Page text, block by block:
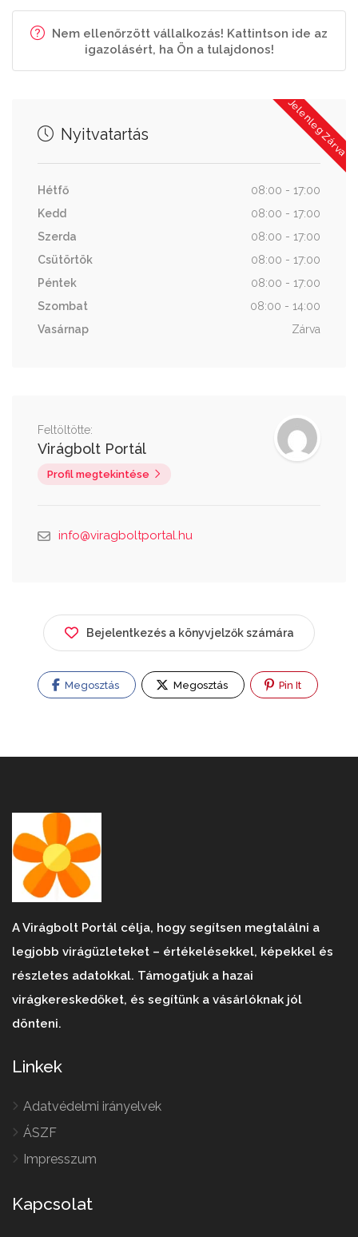
Nem ellenőrzött vállalkozás! Kattintson ide az
igazolásért, ha Ön a tulajdonos!
Jelenleg Zárva
Nyitvatartás
Hétfő
08:00 - 17:00
Kedd
08:00 - 17:00
Szerda
08:00 - 17:00
Csütörtök
08:00 - 17:00
Péntek
08:00 - 17:00
Szombat
08:00 - 14:00
Vasárnap
Zárva
Feltöltötte:
Virágbolt Portál
Profil megtekintése
info@viragboltportal.hu
Bejelentkezés a könyvjelzők számára
Megosztás Megosztás Pin It
A Virágbolt Portál célja, hogy segítsen megtalálni a
legjobb virágüzleteket – értékelésekkel, képekkel és
részletes adatokkal. Támogatjuk a hazai
virágkereskedőket, és segítünk a vásárlóknak jól
dönteni.
Linkek
Adatvédelmi irányelvek
ÁSZF
Impresszum
Kapcsolat